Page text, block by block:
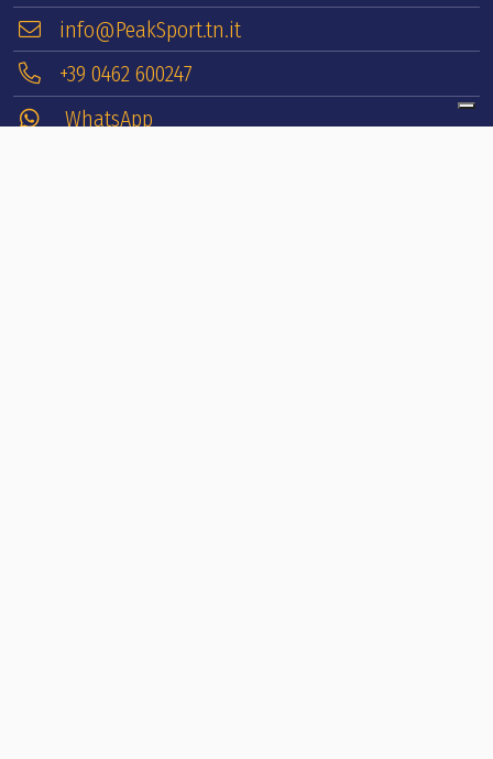
info@PeakSport.tn.it
+39 0462 600247
WhatsApp